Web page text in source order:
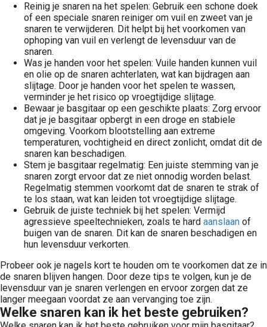
Reinig je snaren na het spelen: Gebruik een schone doek
of een speciale snaren reiniger om vuil en zweet van je
snaren te verwijderen. Dit helpt bij het voorkomen van
ophoping van vuil en verlengt de levensduur van de
snaren.
Was je handen voor het spelen: Vuile handen kunnen vuil
en olie op de snaren achterlaten, wat kan bijdragen aan
slijtage. Door je handen voor het spelen te wassen,
verminder je het risico op vroegtijdige slijtage.
Bewaar je basgitaar op een geschikte plaats: Zorg ervoor
dat je je basgitaar opbergt in een droge en stabiele
omgeving. Voorkom blootstelling aan extreme
temperaturen, vochtigheid en direct zonlicht, omdat dit de
snaren kan beschadigen.
Stem je basgitaar regelmatig: Een juiste stemming van je
snaren zorgt ervoor dat ze niet onnodig worden belast.
Regelmatig stemmen voorkomt dat de snaren te strak of
te los staan, wat kan leiden tot vroegtijdige slijtage.
Gebruik de juiste techniek bij het spelen: Vermijd
agressieve speeltechnieken, zoals te hard aanslaan of
buigen van de snaren. Dit kan de snaren beschadigen en
hun levensduur verkorten.
Probeer ook je nagels kort te houden om te voorkomen dat ze in
de snaren blijven hangen. Door deze tips te volgen, kun je de
levensduur van je snaren verlengen en ervoor zorgen dat ze
langer meegaan voordat ze aan vervanging toe zijn.
Welke snaren kan ik het beste gebruiken?